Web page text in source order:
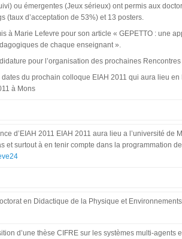
ou émergentes (Jeux sérieux) ont permis aux
(taux d’acceptation de 53%) et 13 posters.
à Marie Lefevre pour son article « GEPETTO : une
de chaque enseignant ».
pour l’organisation des prochaines
dates du prochain colloque EIAH 2011 qui aura lieu
à Mons
d’EIAH 2011 EIAH 2011 aura lieu a l’université
et surtout à en tenir compte dans la programmation
en Didactique de la Physique et
d’une thèse CIFRE sur les systèmes multi-